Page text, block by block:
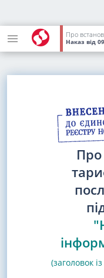
Наказ від
Про
(заголовок